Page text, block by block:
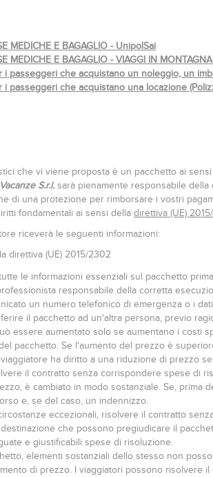
MEDICHE E BAGAGLIO - UnipolSai
MEDICHE E BAGAGLIO - VIAGGI IN
i passeggeri che acquistano un noleggio, un
i passeggeri che acquistano una locazione
che vi viene proposta è un pacchetto ai
S.r.l. sarà pienamente responsabile
di una protezione per rimborsare i vostri
fondamentali ai sensi della direttiva (UE)
riceverà le seguenti informazioni:
direttiva (UE) 2015/2302
le informazioni essenziali sul pacchetto
responsabile della corretta
un numero telefonico di emergenza o i
il pacchetto ad un'altra persona, previo
essere aumentato solo se aumentano i costi
pacchetto. Se l'aumento del prezzo è
ha diritto a una riduzione di prezzo
il contratto senza corrispondere spese di
è cambiato in modo sostanziale. Se,
e, se del caso, un indennizzo.
eccezionali, risolvere il contratto
che possono pregiudicare il
e giustificabili spese di risoluzione.
elementi sostanziali dello stesso non
di prezzo. I viaggiatori possono